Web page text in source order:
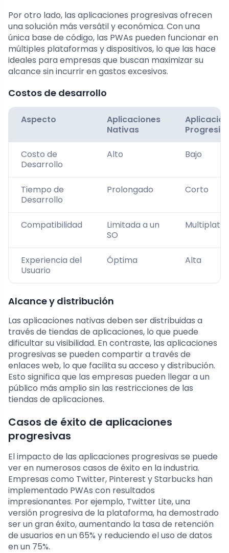
Por otro lado, las aplicaciones progresivas ofrecen
una solución más versátil y económica. Con una
única base de código, las PWAs pueden funcionar en
múltiples plataformas y dispositivos, lo que las hace
ideales para empresas que buscan maximizar su
alcance sin incurrir en gastos excesivos.
Costos de desarrollo
Aspecto
Aplicaciones
Nativas
Costo de
Desarrollo
Alto Bajo
Tiempo de
Desarrollo
Prolongado Corto
Compatibilidad
Limitada a un
SO
Experiencia del
Usuario
Óptima Alta
Alcance y distribución
Las aplicaciones nativas deben ser distribuidas a
través de tiendas de aplicaciones, lo que puede
dificultar su visibilidad. En contraste, las aplicaciones
progresivas se pueden compartir a través de
enlaces web, lo que facilita su acceso y distribución.
Esto significa que las empresas pueden llegar a un
público más amplio sin las restricciones de las
tiendas de aplicaciones.
Casos de éxito de aplicaciones
progresivas
El impacto de las aplicaciones progresivas se puede
ver en numerosos casos de éxito en la industria.
Empresas como Twitter, Pinterest y Starbucks han
implementado PWAs con resultados
impresionantes. Por ejemplo, Twitter Lite, una
versión progresiva de la plataforma, ha demostrado
ser un gran éxito, aumentando la tasa de retención
de usuarios en un 65% y reduciendo el uso de datos
en un 75%.